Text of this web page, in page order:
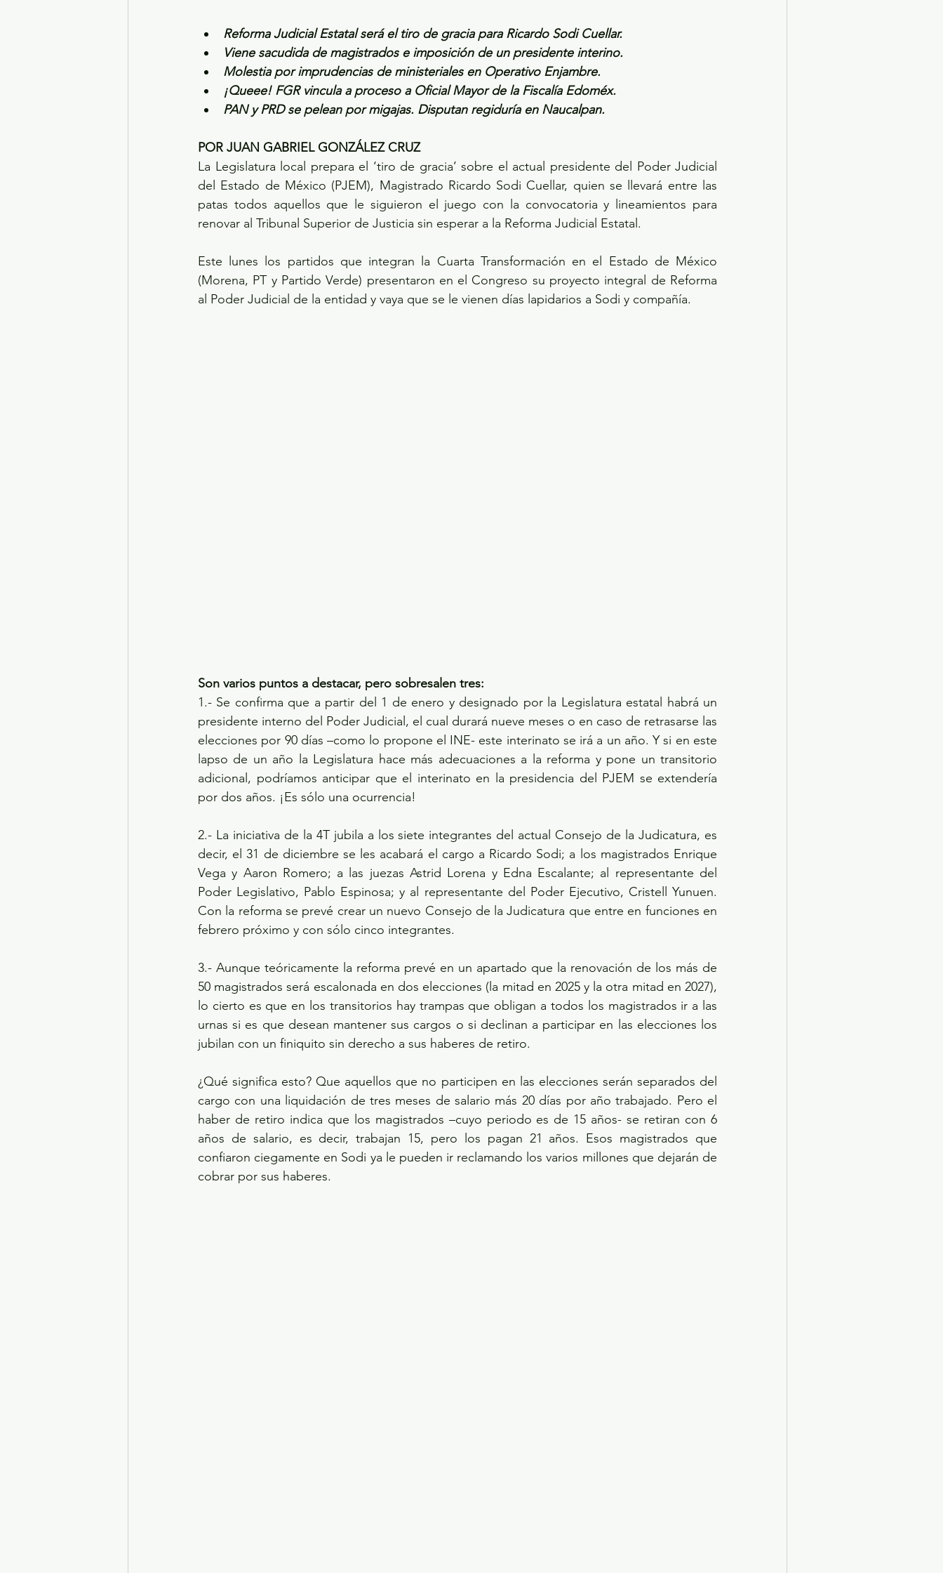
Reforma Judicial Estatal será el tiro de gracia para Ricardo Sodi Cuellar.
Viene sacudida de magistrados e imposición de un presidente interino.
Molestia por imprudencias de ministeriales en Operativo Enjambre.
¡Queee! FGR vincula a proceso a Oficial Mayor de la Fiscalía Edoméx.
PAN y PRD se pelean por migajas. Disputan regiduría en Naucalpan.
POR JUAN GABRIEL GONZÁLEZ CRUZ
La Legislatura local prepara el ‘tiro de gracia’ sobre el actual presidente del Poder Judicial
del Estado de México (PJEM), Magistrado Ricardo Sodi Cuellar, quien se llevará entre las
patas todos aquellos que le siguieron el juego con la convocatoria y lineamientos para
renovar al Tribunal Superior de Justicia sin esperar a la Reforma Judicial Estatal.
Este lunes los partidos que integran la Cuarta Transformación en el Estado de México
(Morena, PT y Partido Verde) presentaron en el Congreso su proyecto integral de Reforma
al Poder Judicial de la entidad y vaya que se le vienen días lapidarios a Sodi y compañía.
Son varios puntos a destacar, pero sobresalen tres:
1.- Se confirma que a partir del 1 de enero y designado por la Legislatura estatal habrá un
presidente interno del Poder Judicial, el cual durará nueve meses o en caso de retrasarse las
elecciones por 90 días –como lo propone el INE- este interinato se irá a un año. Y si en este
lapso de un año la Legislatura hace más adecuaciones a la reforma y pone un transitorio
adicional, podríamos anticipar que el interinato en la presidencia del PJEM se extendería
por dos años. ¡Es sólo una ocurrencia!
2.- La iniciativa de la 4T jubila a los siete integrantes del actual Consejo de la Judicatura, es
decir, el 31 de diciembre se les acabará el cargo a Ricardo Sodi; a los magistrados Enrique
Vega y Aaron Romero; a las juezas Astrid Lorena y Edna Escalante; al representante del
Poder Legislativo, Pablo Espinosa; y al representante del Poder Ejecutivo, Cristell Yunuen.
Con la reforma se prevé crear un nuevo Consejo de la Judicatura que entre en funciones en
febrero próximo y con sólo cinco integrantes.
3.- Aunque teóricamente la reforma prevé en un apartado que la renovación de los más de
50 magistrados será escalonada en dos elecciones (la mitad en 2025 y la otra mitad en 2027),
lo cierto es que en los transitorios hay trampas que obligan a todos los magistrados ir a las
urnas si es que desean mantener sus cargos o si declinan a participar en las elecciones los
jubilan con un finiquito sin derecho a sus haberes de retiro.
¿Qué significa esto? Que aquellos que no participen en las elecciones serán separados del
cargo con una liquidación de tres meses de salario más 20 días por año trabajado. Pero el
haber de retiro indica que los magistrados –cuyo periodo es de 15 años- se retiran con 6
años de salario, es decir, trabajan 15, pero los pagan 21 años. Esos magistrados que
confiaron ciegamente en Sodi ya le pueden ir reclamando los varios millones que dejarán de
cobrar por sus haberes.